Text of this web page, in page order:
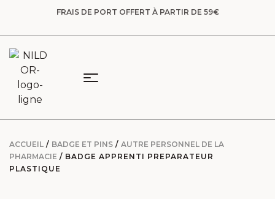
FRAIS DE PORT OFFERT À PARTIR DE 59€
ACCUEIL / BADGE ET PINS / AUTRE PERSONNEL DE LA
PHARMACIE / BADGE APPRENTI PREPARATEUR
PLASTIQUE